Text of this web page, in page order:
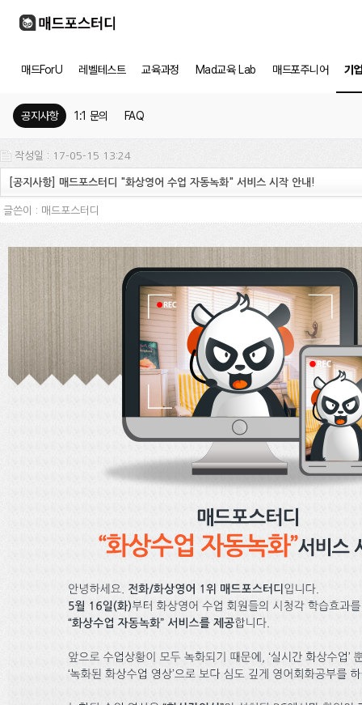
매드ForU 레벨테스트 교육과정 Mad교육 Lab 매드포주니어 기
공지사항 1:1 문의 FAQ
작성일 : 17-05-15 13:24
[공지사항] 매드포스터디 "화상영어 수업 자동녹화" 서비스 시작 안내!
글쓴이 : 매드포스터디